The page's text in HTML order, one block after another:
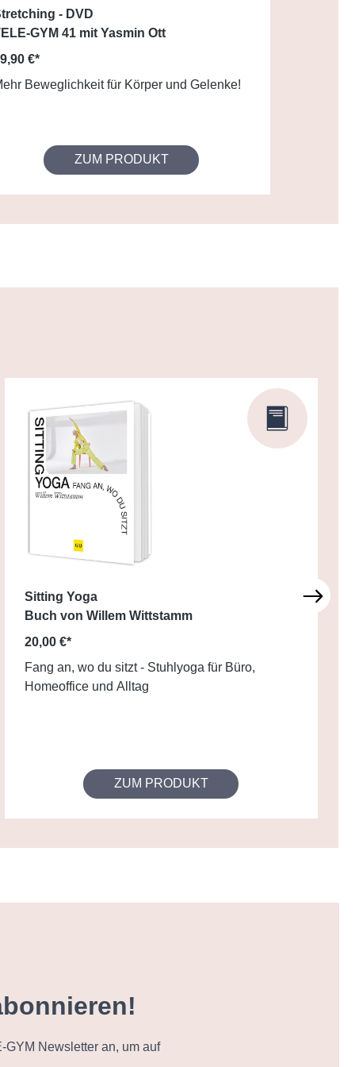
- DVD
GYM 41 mit Yasmin Ott
€*
Beweglichkeit für Körper und Gelenke!
ZUM PRODUKT
Sitting Yoga
Buch von Willem Wittstamm
20,00 €*
Fang an, wo du sitzt - Stuhlyoga für Büro,
Homeoffice und Alltag
ZUM PRODUKT
Newsletter an, um auf